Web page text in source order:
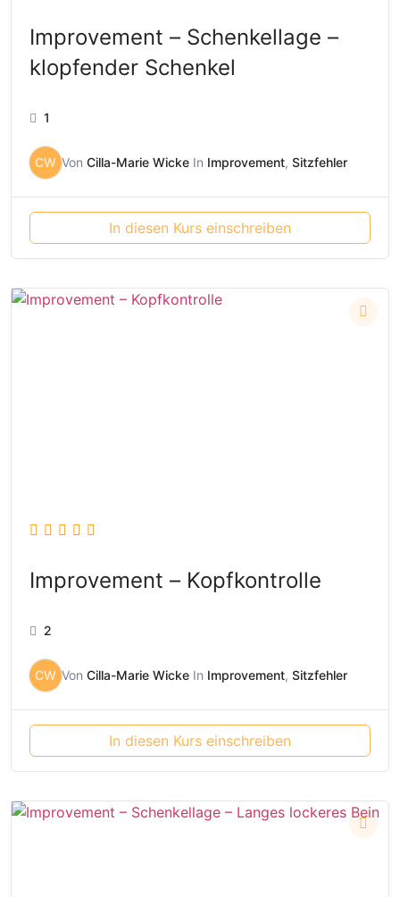
Improvement – Schenkellage –
klopfender Schenkel
1
CW Von Cilla-Marie Wicke In Improvement, Sitzfehler
In diesen Kurs einschreiben
Improvement – Kopfkontrolle
2
CW Von Cilla-Marie Wicke In Improvement, Sitzfehler
In diesen Kurs einschreiben